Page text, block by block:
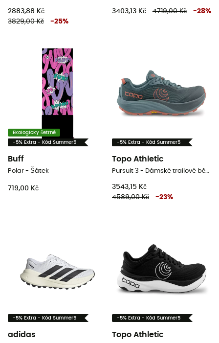
2883,88 Kč
3829,00 Kč
-25%
3403,13 Kč 4719,00 Kč -28%
Ekologicky šetrné
-5% Extra - Kód Summer5
Buff
Polar - Šátek
719,00 Kč
-5% Extra - Kód Summer5
Topo Athletic
Pursuit 3 - Dámské trailové běžecké boty
3543,15 Kč
4589,00 Kč
-23%
-5% Extra - Kód Summer5
adidas
-5% Extra - Kód Summer5
Topo Athletic